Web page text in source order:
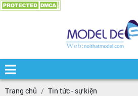
Trang chủ
Tin tức - sự kiện